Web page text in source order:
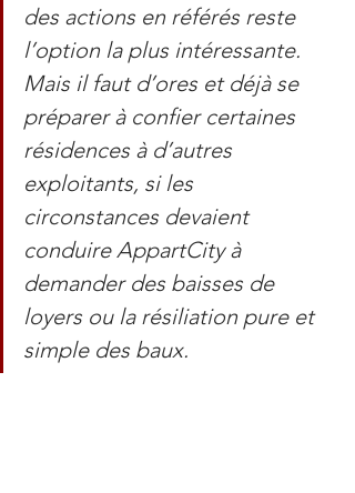
des actions en référés reste
l’option la plus intéressante.
Mais il faut d’ores et déjà se
préparer à confier certaines
résidences à d’autres
exploitants, si les
circonstances devaient
conduire AppartCity à
demander des baisses de
loyers ou la résiliation pure et
simple des baux.